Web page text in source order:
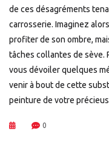
de ces désagréments
carrosserie. Imaginez
profiter de son ombre,
tâches collantes de sève.
vous dévoiler quelques
venir à bout de cette
peinture de votre
0